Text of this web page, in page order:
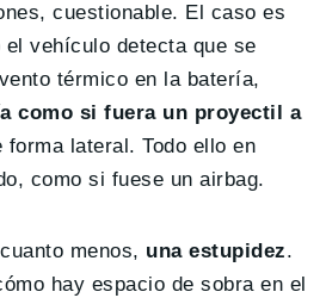
cuestionable. El caso es
vehículo detecta que se
térmico en la batería,
como si fuera un proyectil a
forma lateral. Todo ello en
como si fuese un airbag.
menos, una estupidez.
hay espacio de sobra en el